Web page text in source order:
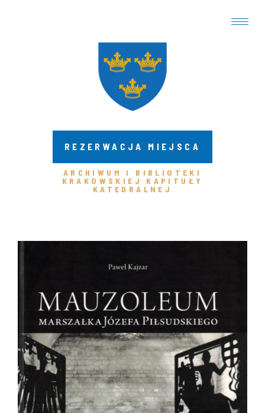
REZERWACJA MIEJSCA
ARCHIWUM I BIBLIOTEKI
KRAKOWSKIEJ KAPITUŁY
KATEDRALNEJ ​